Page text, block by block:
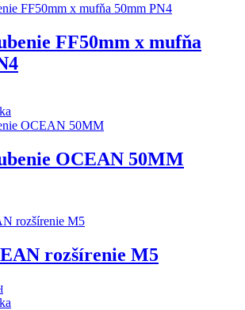
FF50mm x mufňa
OCEAN 50MM
rozšírenie M5